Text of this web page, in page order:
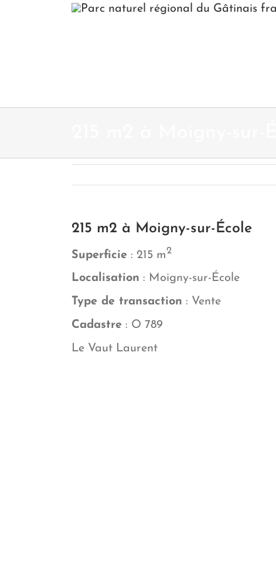
215 m2 à Moigny-sur-École
Superficie : 215 m2
Localisation : Moigny-sur-École
Type de transaction : Vente
Cadastre : O 789
Le Vaut Laurent